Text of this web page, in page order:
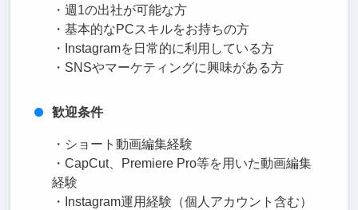
・週1の出社が可能な方
・基本的なPCスキルをお持ちの方
・Instagramを日常的に利用している方
・SNSやマーケティングに興味がある方
歓迎条件
・ショート動画編集経験
・CapCut、Premiere Pro等を用いた動画編集
経験
・Instagram運用経験（個人アカウント含む）